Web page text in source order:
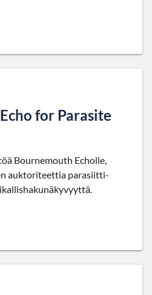
for Parasite
Bournemouth Echolle,
auktoriteettia parasiitti-